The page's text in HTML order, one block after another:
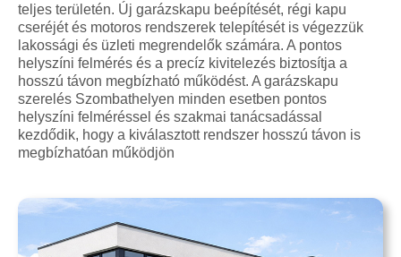
teljes területén. Új garázskapu beépítését, régi kapu
cseréjét és motoros rendszerek telepítését is végezzük
lakossági és üzleti megrendelők számára. A pontos
helyszíni felmérés és a precíz kivitelezés biztosítja a
hosszú távon megbízható működést. A garázskapu
szerelés Szombathelyen minden esetben pontos
helyszíni felméréssel és szakmai tanácsadással
kezdődik, hogy a kiválasztott rendszer hosszú távon is
megbízhatóan működjön